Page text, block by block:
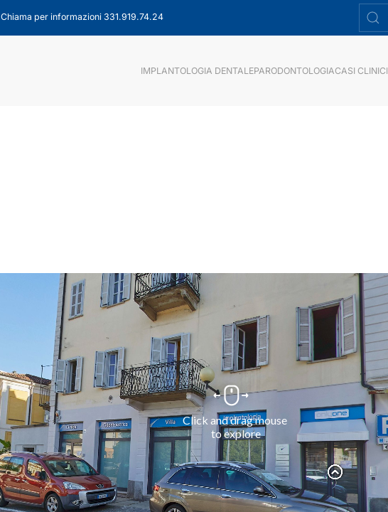
Chiama per informazioni 331.919.74.24
IMPLANTOLOGIA DENTALEPARODONTOLOGIACASI CLINICI